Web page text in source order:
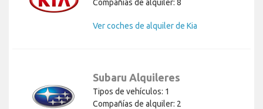
Compañías de alquiler: 8
Ver coches de alquiler de Kia
Subaru Alquileres
Tipos de vehículos: 1
Compañías de alquiler: 2